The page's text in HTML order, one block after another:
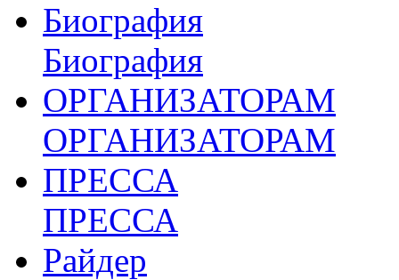
Биография
Биография
ОРГАНИЗАТОРАМ
ОРГАНИЗАТОРАМ
ПРЕССА
ПРЕССА
Райдер